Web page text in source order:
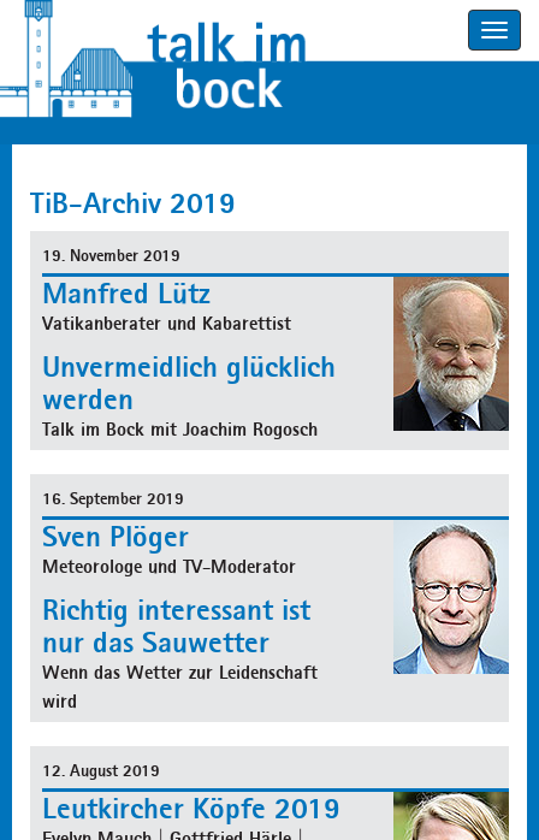
Toggle
TiB-Archiv 2019
19. November 2019
Manfred Lütz
Vatikanberater und Kabarettist
Unvermeidlich glücklich
werden
Talk im Bock mit Joachim Rogosch
16. September 2019
Sven Plöger
Meteorologe und TV-Moderator
Richtig interessant ist
nur das Sauwetter
Wenn das Wetter zur Leidenschaft
wird
12. August 2019
Leutkircher Köpfe 2019